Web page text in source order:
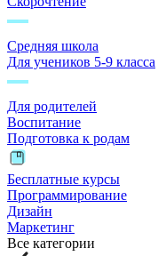
Средняя школа
Для учеников 5-9 класса
Для родителей
Воспитание
Подготовка к родам
Бесплатные курсы
Программирование
Дизайн
Маркетинг
Все категории